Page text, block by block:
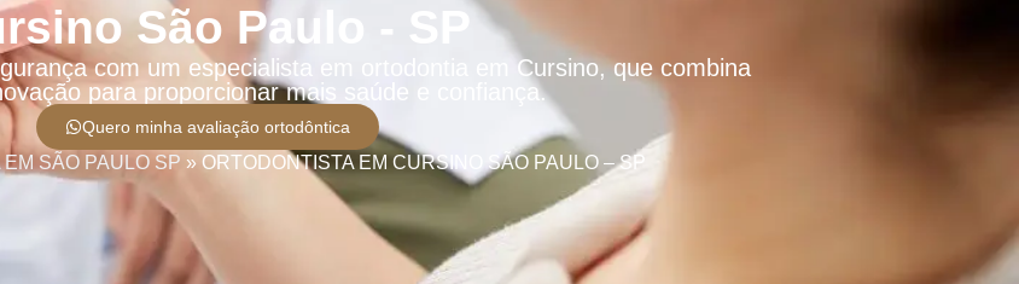
São Paulo - SP
com um especialista em ortodontia em Cursino, que combina
para proporcionar mais saúde e confiança.
Quero minha avaliação ortodôntica
SÃO PAULO SP » ORTODONTISTA EM CURSINO SÃO PAULO – SP